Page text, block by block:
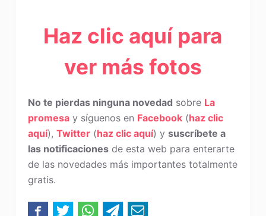
Haz clic aquí para
ver más fotos
No te pierdas ninguna novedad sobre La
promesay síguenos en Facebook(haz clic
aquí), Twitter(haz clic aquí) y suscríbete a
las notificacionesde esta web para enterarte
de las novedades más importantes totalmente
gratis.